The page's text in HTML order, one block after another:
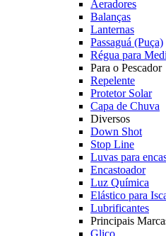
Aeradores
Balanças
Lanternas
Passaguá (Puça)
Régua para
Para o Pescador
Repelente
Protetor Solar
Capa de Chuva
Diversos
Down Shot
Stop Line
Luvas para
Encastoador
Luz Química
Elástico para
Lubrificantes
Principais
Glico